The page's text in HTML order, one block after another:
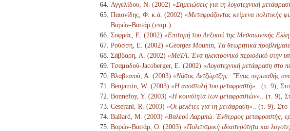
Αγγελίδου, Ν. (2002) «Σημειώσεις για τη λογοτεχνική
Παιονίδης, Φ. κ.ά. (2002) «Μεταφράζοντας κείμενα πολιτικής
Βαρών-Βασάρ (επιμ.).
Σοφράς, Ε. (2002) «Επιτομή του Λεξικού της Μεσαιωνικής
Ρούσση, Ε. (2002) «Georges Mounin, Tα θεωρητικά
Σάββαρη, Α. (2002) «MeTA. Ένα ηλεκτρονικό περιοδικό στην
Τσαμαδού-Jacoberger, Ε. (2002) «Λογοτεχνική μετάφραση στο
Βλαβιανού, Α. (2003) «Νάσος Δετζώρτζης: "Ένας περιπαθής
Benjamin, W. (2003) «Η αποστολή του μεταφραστή».
. (τ. 9),
Bonnefoy, Y. (2003) «Η κοινότητα των μεταφραστών».
. (τ. 9),
Ceserani, R. (2003) «Οι μελέτες για τη μετάφραση».
. (τ. 9),
Ballard, M. (2003) «Βαλερύ Λαρμπώ. Ένθερμος μεταφραστής,
Βαρών-Βασάρ, Ο. (2003) «Πολιτισμική ιδιαιτερότητα και